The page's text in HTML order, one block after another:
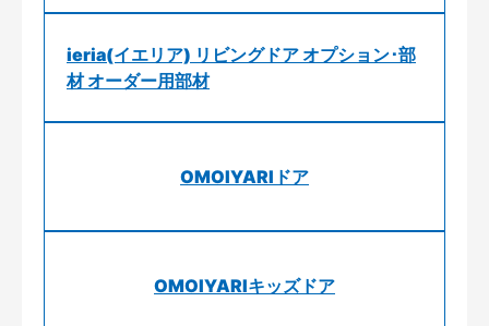
ieria(イエリア) リビングドア オプション･部
材 オーダー用部材
OMOIYARIドア
OMOIYARIキッズドア